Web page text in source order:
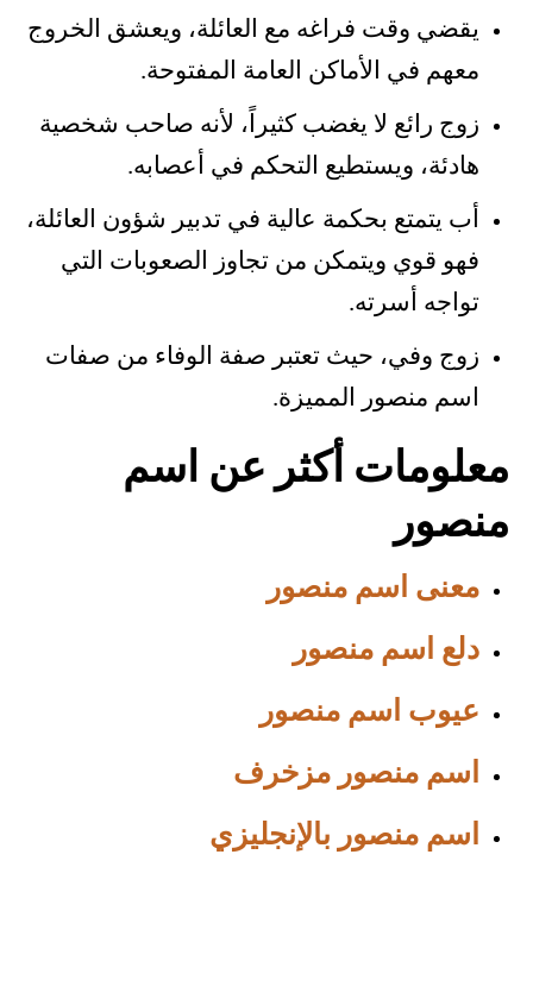
يقضي وقت فراغه مع العائلة، ويعشق الخروج
معهم في الأماكن العامة المفتوحة.
زوج رائع لا يغضب كثيراً، لأنه صاحب شخصية
هادئة، ويستطيع التحكم في أعصابه.
أب يتمتع بحكمة عالية في تدبير شؤون العائلة،
فهو قوي ويتمكن من تجاوز الصعوبات التي
تواجه أسرته.
زوج وفي، حيث تعتبر صفة الوفاء من صفات
اسم منصور المميزة.
معلومات أكثر عن اسم
منصور
معنى اسم منصور
دلع اسم منصور
عيوب اسم منصور
اسم منصور مزخرف
اسم منصور بالإنجليزي